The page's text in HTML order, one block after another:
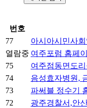
번호
77
아시아시민사
열람중 여주포럼 홈페
75
여주점동면도
74
음성효자병원,
73
파써블 정수기
72
광주경찰서,안